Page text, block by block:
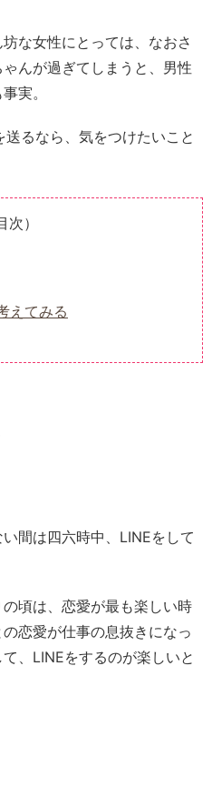
な女性にとっては、なおさ
んが過ぎてしまうと、男性
実。
るなら、気をつけたいこと
次）
えてみる
間は四六時中、LINEをして
頃は、恋愛が最も楽しい時
恋愛が仕事の息抜きになっ
、LINEをするのが楽しいと